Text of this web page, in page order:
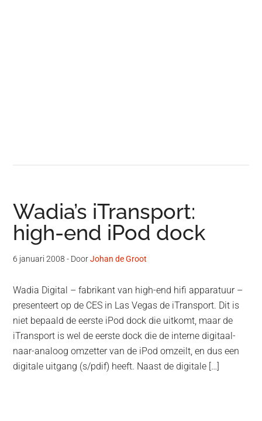
Wadia’s iTransport:
high-end iPod dock
6 januari 2008 - DoorJohan de Groot
Wadia Digital – fabrikant van high-end hifi apparatuur –
presenteert op de CES in Las Vegas de iTransport. Dit is
niet bepaald de eerste iPod dock die uitkomt, maar de
iTransport is wel de eerste dock die de interne digitaal-
naar-analoog omzetter van de iPod omzeilt, en dus een
digitale uitgang (s/pdif) heeft. Naast de digitale […]